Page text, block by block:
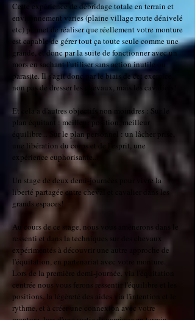
Cette expérience de débridage totale en terrain et
environnement varies (plaine village route dénivelé
etc) permet de réaliser que réellement votre monture
est capable de gérer tout ça toute seule comme une
grande, et donc par la suite de fonctionner avec un
mors en sachant l'utiliser sans action inutile ou
parasite. Il s'agit donc par le biais de cet exercice
non pas de dresser les chevaux, mais les cavaliers!
Et cela a d'autres objectifs non moindres : Sur le
plan équitant : meilleur position, meilleur
équilibre... Sur le plan personnel : un lâcher prise,
une libération du corps et de l'esprit, une
expérience euphorisante...
Un stage de deux demi-journées pour vivre la
liberté partagée entre cheval et cavalier dans les
grands espaces!
Au cours de ce stage, nous vous amènerons dans le
ressenti et dans la techniques sur des chevaux
expérimentés à découvrir une autre approche de
l'équitation, en partenariat avec votre monture.
Lors de la première demi-journée, via l'équitation
centrée nous vous ferons ressentir l'équilibre et les
positions, la légèreté des aides via l'intention et le
rythme, et à créer une connexion avec votre